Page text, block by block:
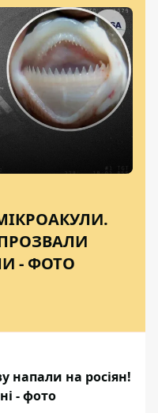
- ФОТО
напали на росіян!
- фото